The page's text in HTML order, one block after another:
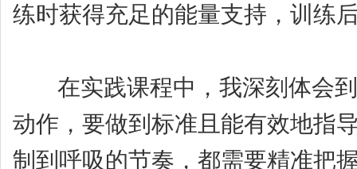
练时获得充足的能量支持，训练
在实践课程中，我深刻体会到
动作，要做到标准且能有效地指
制到呼吸的节奏，都需要精准把